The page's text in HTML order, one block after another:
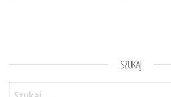
SZUKAJ
Szukaj: